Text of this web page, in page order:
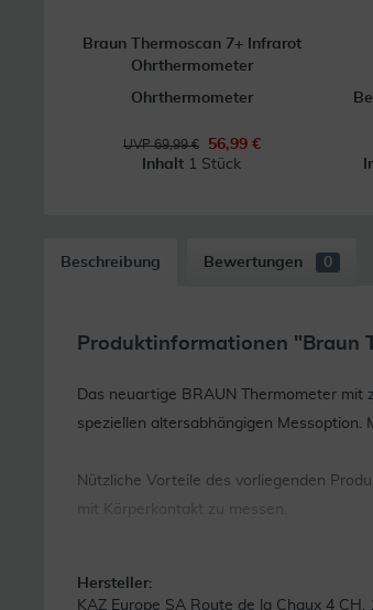
Braun Thermoscan 7+ Infrarot
Ohrthermometer
Ohrthermometer
UVP 69,99 €
56,99 €
Inhalt 1 Stück
Beschreibung Bewertungen 0
Produktinformationen "Braun
Das neuartige BRAUN Thermometer mit
speziellen altersabhängigen Messoption.
Nützliche Vorteile des vorliegenden
mit Körperkontakt zu messen.
Hersteller:
KAZ Europe SA Route de la Chaux 4 CH.